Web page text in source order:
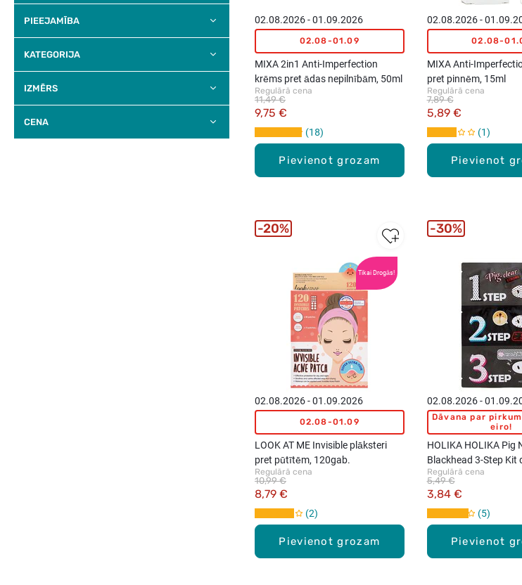
PIEEJAMĪBA
KATEGORIJA
IZMĒRS
CENA
Pievienot grozam
02.08.2026 - 01.09.2026
02.08-01.09
MIXA 2in1 Anti-Imperfection
krēms pret ādas nepilnībām, 50ml
Regulārā cena
9,75 €
11,49 €
18
Pievienot
02.08.2026 -
02.08-
MIXA Anti-
pret pinnēm, 15ml
Regulārā cena
5,89 €
7,89 €
1
Tikai Drogās!
Pievienot grozam
02.08.2026 - 01.09.2026
02.08-01.09
LOOK AT ME Invisible plāksteri
pret pūtītēm, 120gab.
Regulārā cena
8,79 €
10,99 €
2
20%
Pievienot
02.08.2026 -
Dāvana par
eiro!
HOLIKA HOLIKA Pig
Blackhead 3-Step Kit
maska ar kokogli
Regulārā cena
3,84 €
5,49 €
5
30%